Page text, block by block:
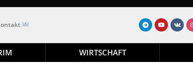
WIRTSCHAFT